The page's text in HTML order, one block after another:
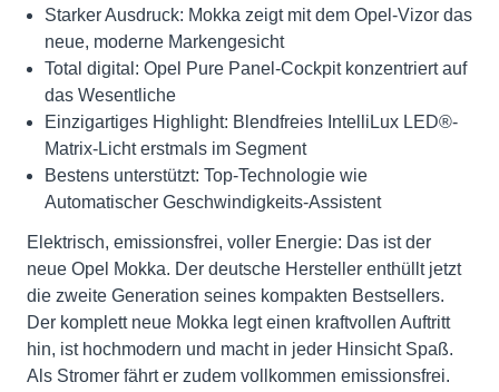
Starker Ausdruck: Mokka zeigt mit dem Opel-Vizor das
neue, moderne Markengesicht
Total digital: Opel Pure Panel-Cockpit konzentriert auf
das Wesentliche
Einzigartiges Highlight: Blendfreies IntelliLux LED®-
Matrix-Licht erstmals im Segment
Bestens unterstützt: Top-Technologie wie
Automatischer Geschwindigkeits-Assistent
Elektrisch, emissionsfrei, voller Energie: Das ist der
neue Opel Mokka. Der deutsche Hersteller enthüllt jetzt
die zweite Generation seines kompakten Bestsellers.
Der komplett neue Mokka legt einen kraftvollen Auftritt
hin, ist hochmodern und macht in jeder Hinsicht Spaß.
Als Stromer fährt er zudem vollkommen emissionsfrei.